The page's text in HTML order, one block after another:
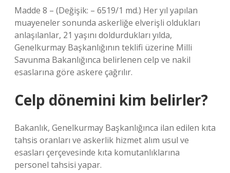
Madde 8 – (Değişik: – 6519/1 md.) Her yıl yapılan
muayeneler sonunda askerliğe elverişli oldukları
anlaşılanlar, 21 yaşını doldurdukları yılda,
Genelkurmay Başkanlığının teklifi üzerine Milli
Savunma Bakanlığınca belirlenen celp ve nakil
esaslarına göre askere çağrılır.
Celp dönemini kim belirler?
Bakanlık, Genelkurmay Başkanlığınca ilan edilen kıta
tahsis oranları ve askerlik hizmet alım usul ve
esasları çerçevesinde kıta komutanlıklarına
personel tahsisi yapar.